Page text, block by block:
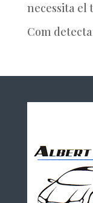
necessita el
Com